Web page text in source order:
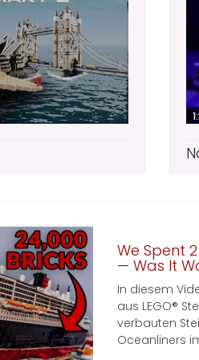
We Spent 2
— Was It
In diesem
aus LEGO®
verbauten
Oceanliners